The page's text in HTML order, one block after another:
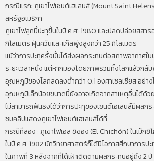
กรณีแรก: ภูเขาไฟเซนต์เฮเลนส์ (Mount Saint
สหรัฐอเมริกา
ภูเขาไฟลูกนี้ปะทุขึ้นในปี ค.ศ. 1980 และปลดปล่อยสสาร
กิโลเมตร ฝุ่นควันและแก๊สพุ่งสูงกว่า 25 กิโลเมตร
แม้ว่าการปะทุครั้งนั้นได้ส่งผลกระทบต่อสภาพอากาศใน
ระยะเวลาหนึ่ง แต่หากมองโดยภาพรวมทั้งโลกแล้วกลั
อุณหภูมิของโลกลดลงต่ำกว่า 0.1 องศาเซลเซียส อย่า
อุณหภูมิเล็กน้อยขนาดนี้ยังอาจเกิดจากสาเหตุอื่นได้ด้ว
ไม่สามารถฟันธงได้ว่าการปะทุของเซนต์เฮเลนส์มีผล
ชมคลิปแสดงภูเขาไฟเซนต์เฮเลนส์ได้ที่
กรณีที่สอง : ภูเขาไฟเอล ชิชอง (El Chichón) ในเม็กซิ
ในปี ค.ศ. 1982 นักวิทยาศาสตร์ก็ได้มีโอกาสศึกษาการป
ในภาพที่ 3 หลังจากที่ได้เฝ้าติดตามผลกระทบอยู่ถึง 2